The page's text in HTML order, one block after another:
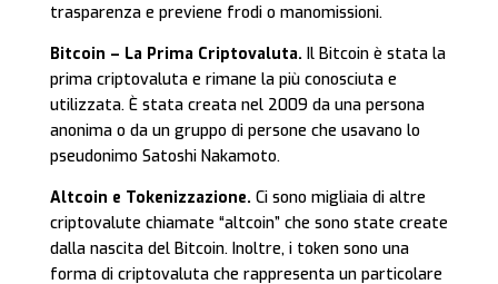
trasparenza e previene frodi o manomissioni.
Bitcoin – La Prima Criptovaluta. Il Bitcoin è stata la
prima criptovaluta e rimane la più conosciuta e
utilizzata. È stata creata nel 2009 da una persona
anonima o da un gruppo di persone che usavano lo
pseudonimo Satoshi Nakamoto.
Altcoin e Tokenizzazione. Ci sono migliaia di altre
criptovalute chiamate “altcoin” che sono state create
dalla nascita del Bitcoin. Inoltre, i token sono una
forma di criptovaluta che rappresenta un particolare